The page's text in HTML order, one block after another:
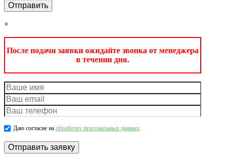
×
После подачи заявки ожидайте звонка от менеджера
в течении дня.
Даю согласие на обработку персональных данных.